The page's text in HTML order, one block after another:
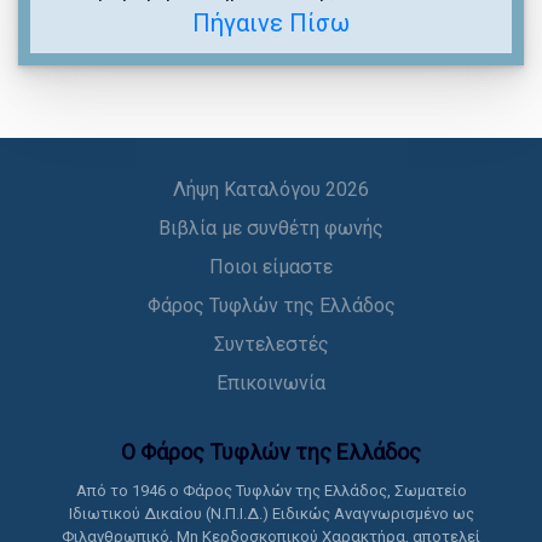
Πήγαινε Πίσω
Λήψη Καταλόγου 2026
Βιβλία με συνθέτη φωνής
Ποιοι είμαστε
Φάρος Τυφλών της Ελλάδος
Συντελεστές
Επικοινωνία
Ο Φάρος Τυφλών της Ελλάδoς
Από το 1946 ο Φάρος Τυφλών της Ελλάδος, Σωματείο
Ιδιωτικού Δικαίου (Ν.Π.Ι.Δ.) Ειδικώς Αναγνωρισμένο ως
Φιλανθρωπικό, Μη Κερδοσκοπικού Χαρακτήρα, αποτελεί